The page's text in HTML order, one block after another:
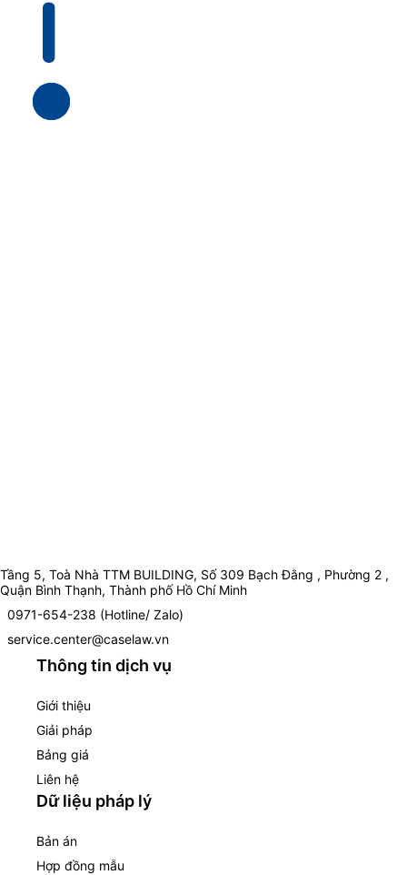
Tầng 5, Toà Nhà TTM BUILDING, Số 309 Bạch Đằng , Phường 2 ,
Quận Bình Thạnh, Thành phố Hồ Chí Minh
0971-654-238 (Hotline/ Zalo)
service.center@caselaw.vn
Thông tin dịch vụ
Giới thiệu
Giải pháp
Bảng giá
Liên hệ
Dữ liệu pháp lý
Bản án
Hợp đồng mẫu